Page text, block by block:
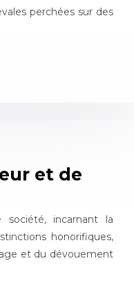
perchées sur des
et de
société, incarnant la
honorifiques,
et du dévouement